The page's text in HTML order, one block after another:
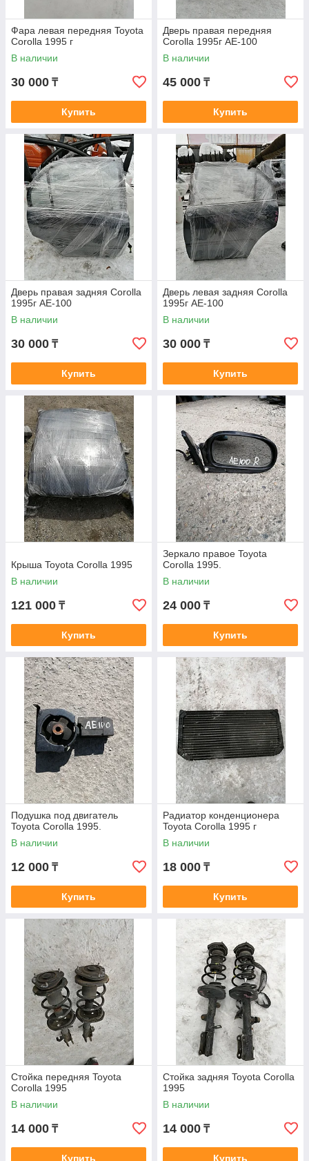
Фара левая передняя Toyota
Corolla 1995 г
В наличии
30 000 ₸
Купить
Дверь правая передняя
Corolla 1995г AE-100
В наличии
45 000 ₸
Купить
Дверь правая задняя Corolla
1995г AE-100
В наличии
30 000 ₸
Купить
Дверь левая задняя Corolla
1995г AE-100
В наличии
30 000 ₸
Купить
Крыша Toyota Corolla 1995
В наличии
121 000 ₸
Купить
Зеркало правое Toyota
Corolla 1995.
В наличии
24 000 ₸
Купить
Подушка под двигатель
Toyota Corolla 1995.
В наличии
12 000 ₸
Купить
Радиатор конденционера
Toyota Corolla 1995 г
В наличии
18 000 ₸
Купить
Стойка передняя Toyota
Corolla 1995
В наличии
14 000 ₸
Купить
Стойка задняя Toyota Corolla
1995
В наличии
14 000 ₸
Купить